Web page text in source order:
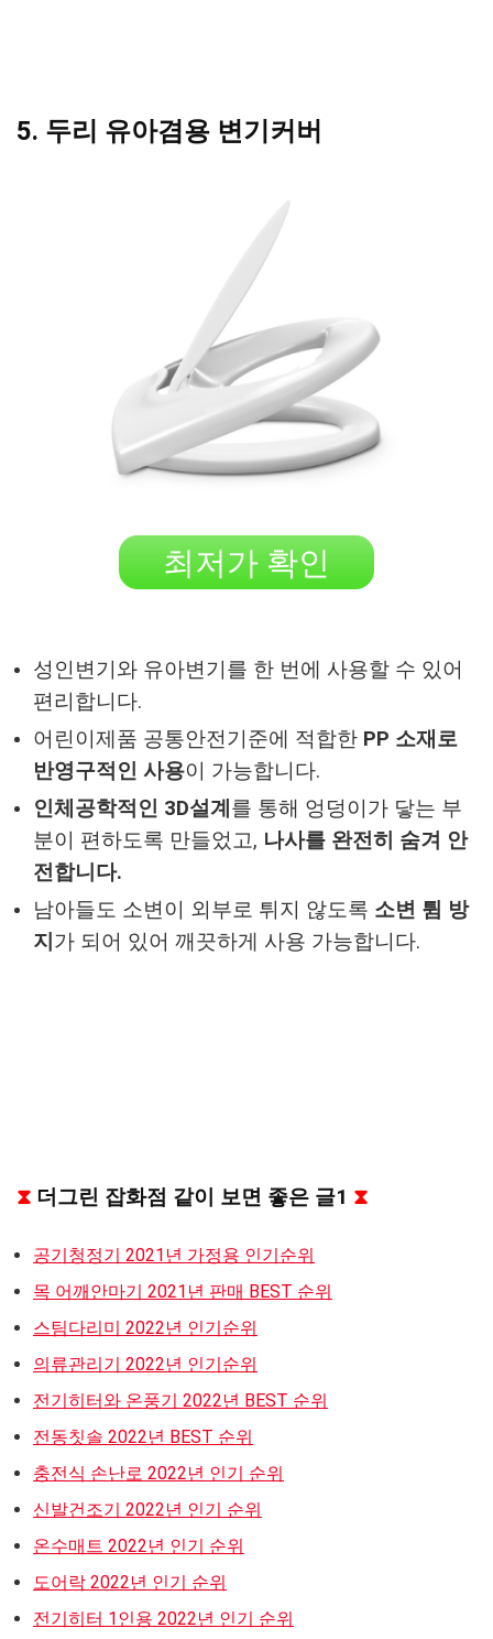
5. 두리 유아겸용 변기커버
최저가 확인
성인변기와 유아변기를 한 번에 사용할 수 있어
편리합니다.
어린이제품 공통안전기준에 적합한 PP 소재로
반영구적인 사용이 가능합니다.
인체공학적인 3D설계 를 통해 엉덩이가 닿는 부
분이 편하도록 만들었고, 나사를 완전히 숨겨 안
전합니다.
남아들도 소변이 외부로 튀지 않도록 소변 튐 방
지 가 되어 있어 깨끗하게 사용 가능합니다.
⧗ 더그린 잡화점 같이 보면 좋은 글1 ⧗
공기청정기 2021년 가정용 인기순위
목 어깨안마기 2021년 판매 BEST 순위
스팀다리미 2022년 인기순위
의류관리기 2022년 인기순위
전기히터와 온풍기 2022년 BEST 순위
전동칫솔 2022년 BEST 순위
충전식 손난로 2022년 인기 순위
신발건조기 2022년 인기 순위
온수매트 2022년 인기 순위
도어락 2022년 인기 순위
전기히터 1인용 2022년 인기 순위